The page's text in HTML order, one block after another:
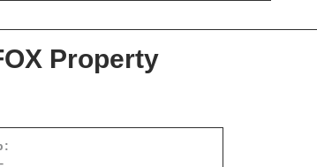
Property